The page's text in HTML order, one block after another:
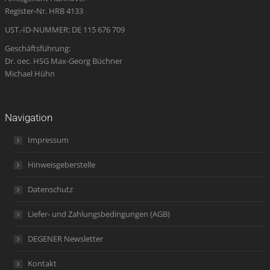
Register-Nr. HRB 4133
UST.-ID-NUMMER: DE 115 676 709
Geschäftsführung:
Dr. oec. HSG Max-Georg Büchner
Michael Hühn
Navigation
Impressum
Hinweisgeberstelle
Datenschutz
Liefer- und Zahlungsbedingungen (AGB)
DEGENER Newsletter
Kontakt